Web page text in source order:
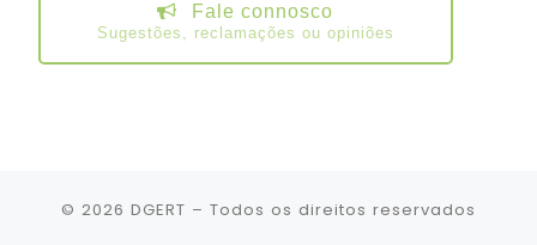
Fale connosco
Sugestões, reclamações ou opiniões
© 2026 DGERT – Todos os direitos reservados